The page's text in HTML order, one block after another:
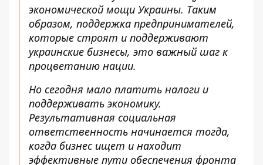
экономической мощи Украины. Таким
образом, поддержка предпринимателей,
которые строят и поддерживают
украинские бизнесы, это важный шаг к
процветанию нации.
Но сегодня мало платить налоги и
поддерживать экономику.
Результативная социальная
ответственность начинается тогда,
когда бизнес ищет и находит
эффективные пути обеспечения фронта